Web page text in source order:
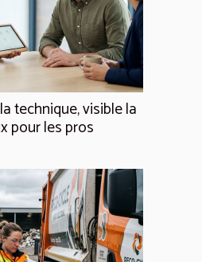
technique, visible la
pour les pros